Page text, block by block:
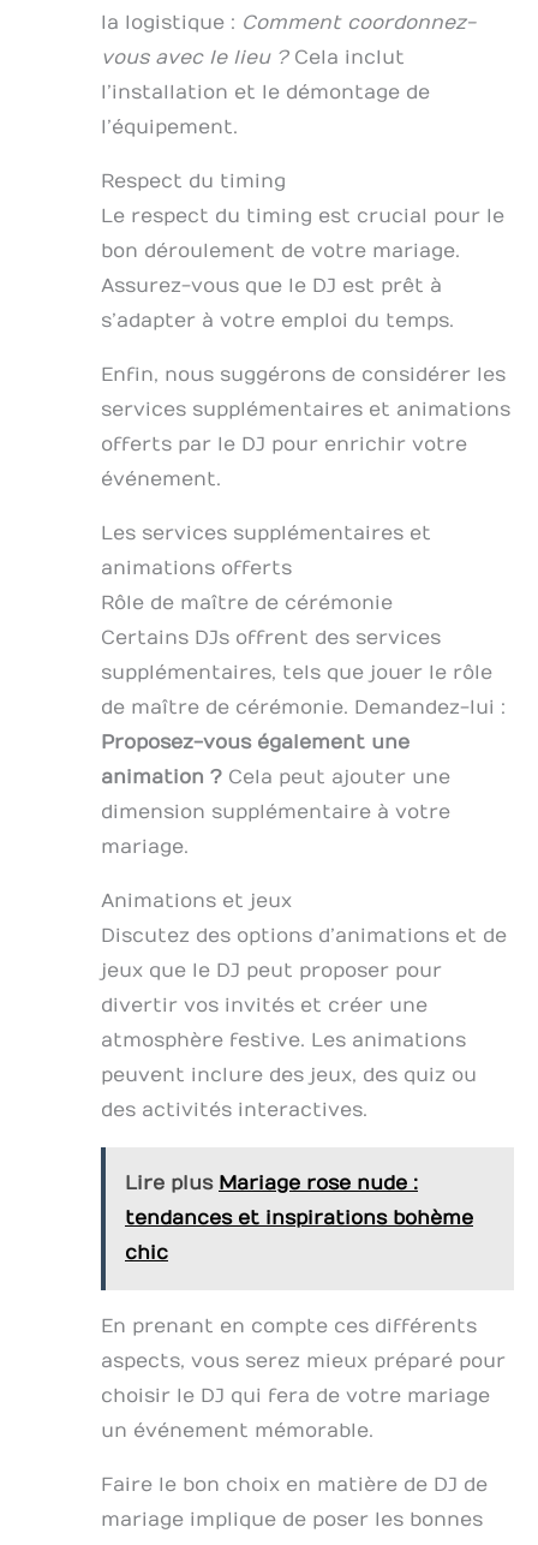
la logistique : Comment coordonnez-
vous avec le lieu ?Cela inclut
l’installation et le démontage de
l’équipement.
Respect du timing
Le respect du timing est crucial pour le
bon déroulement de votre mariage.
Assurez-vous que le DJ est prêt à
s’adapter à votre emploi du temps.
Enfin, nous suggérons de considérer les
services supplémentaires et animations
offerts par le DJ pour enrichir votre
événement.
Les services supplémentaires et
animations offerts
Rôle de maître de cérémonie
Certains DJs offrent des services
supplémentaires, tels que jouer le rôle
de maître de cérémonie. Demandez-lui :
Proposez-vous également une
animation ? Cela peut ajouter une
dimension supplémentaire à votre
mariage.
Animations et jeux
Discutez des options d’animations et de
jeux que le DJ peut proposer pour
divertir vos invités et créer une
atmosphère festive. Les animations
peuvent inclure des jeux, des quiz ou
des activités interactives.
Lire plus Mariage rose nude :
tendances et inspirations bohème
chic
En prenant en compte ces différents
aspects, vous serez mieux préparé pour
choisir le DJ qui fera de votre mariage
un événement mémorable.
Faire le bon choix en matière de DJ de
mariage implique de poser les bonnes